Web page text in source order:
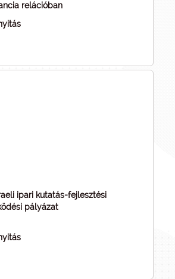
relációban
ipari kutatás-fejlesztési
pályázat